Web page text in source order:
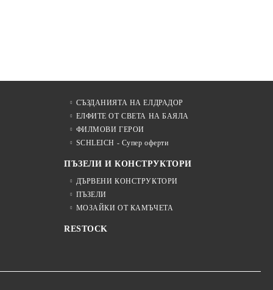
СЪЗДАНИЯТА НА ЕЛДРАДОР
ЕЛФИТЕ ОТ СВЕТА НА БАЯЛА
ФИЛМОВИ ГЕРОИ
SCHLEICH - Супер оферти
ПЪЗЕЛИ И КОНСТРУКТОРИ
ДЪРВЕНИ КОНСТРУКТОРИ
ПЪЗЕЛИ
МОЗАЙКИ ОТ КАМЪЧЕТА
RESTOCK